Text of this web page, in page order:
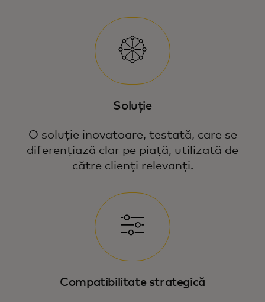
Soluție
O soluție inovatoare, testată, care se
diferențiază clar pe piață, utilizată de
către clienți relevanți.
Compatibilitate strategică